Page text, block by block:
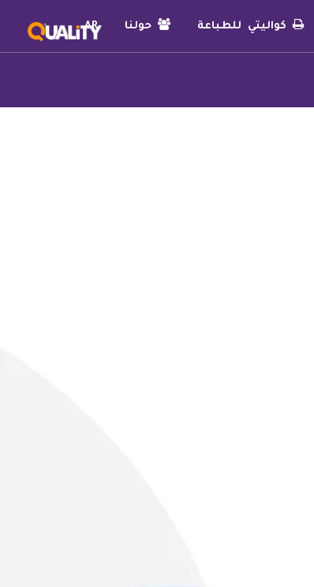
كواليتي للطباعة حولنا AR